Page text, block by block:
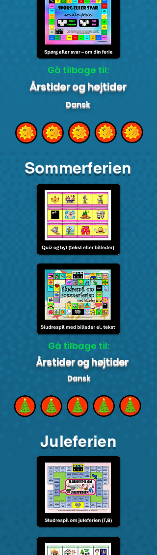
Gå tilbage til:
Årstider og højtider
Dansk
Sommerferien
Gå tilbage til:
Årstider og højtider
Dansk
Juleferien